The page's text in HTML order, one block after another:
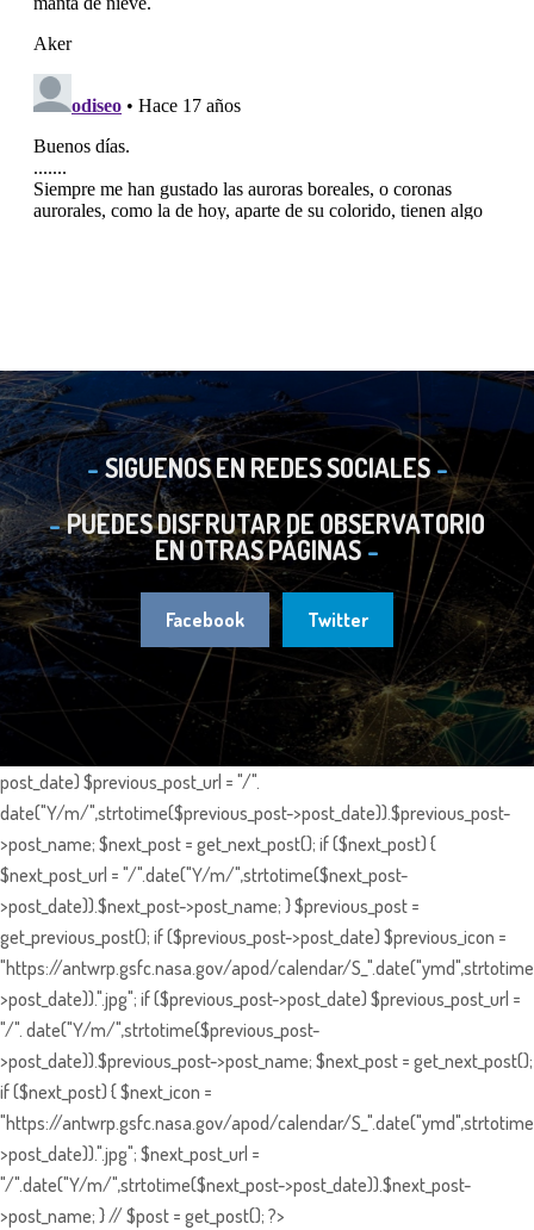
SIGUENOS EN REDES SOCIALES
PUEDES DISFRUTAR DE OBSERVATORIO
EN OTRAS PÁGINAS
Facebook Twitter
post_date) $previous_post_url = "/".
date("Y/m/",strtotime($previous_post->post_date)).$previous_post-
>post_name; $next_post = get_next_post(); if ($next_post) {
$next_post_url = "/".date("Y/m/",strtotime($next_post-
>post_date)).$next_post->post_name; } $previous_post =
get_previous_post(); if ($previous_post->post_date) $previous_icon =
"https://antwrp.gsfc.nasa.gov/apod/calendar/
>post_date)).".jpg"; if ($previous_post->post_date) $previous_post_url =
"/". date("Y/m/",strtotime($previous_post-
>post_date)).$previous_post->post_name; $next_post = get_next_post();
if ($next_post) { $next_icon =
"https://antwrp.gsfc.nasa.gov/apod/calendar/
>post_date)).".jpg"; $next_post_url =
"/".date("Y/m/",strtotime($next_post->post_date)).$next_post-
>post_name; } // $post = get_post(); ?>